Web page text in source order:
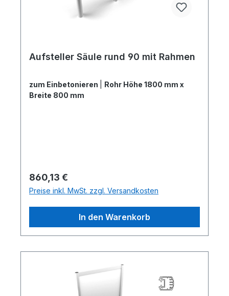
Aufsteller Säule rund 90 mit Rahmen
zum Einbetonieren
Rohr Höhe 1800 mm x
Breite 800 mm
Regulärer Preis:
860,13 €
Preise inkl. MwSt. zzgl. Versandkosten
In den Warenkorb